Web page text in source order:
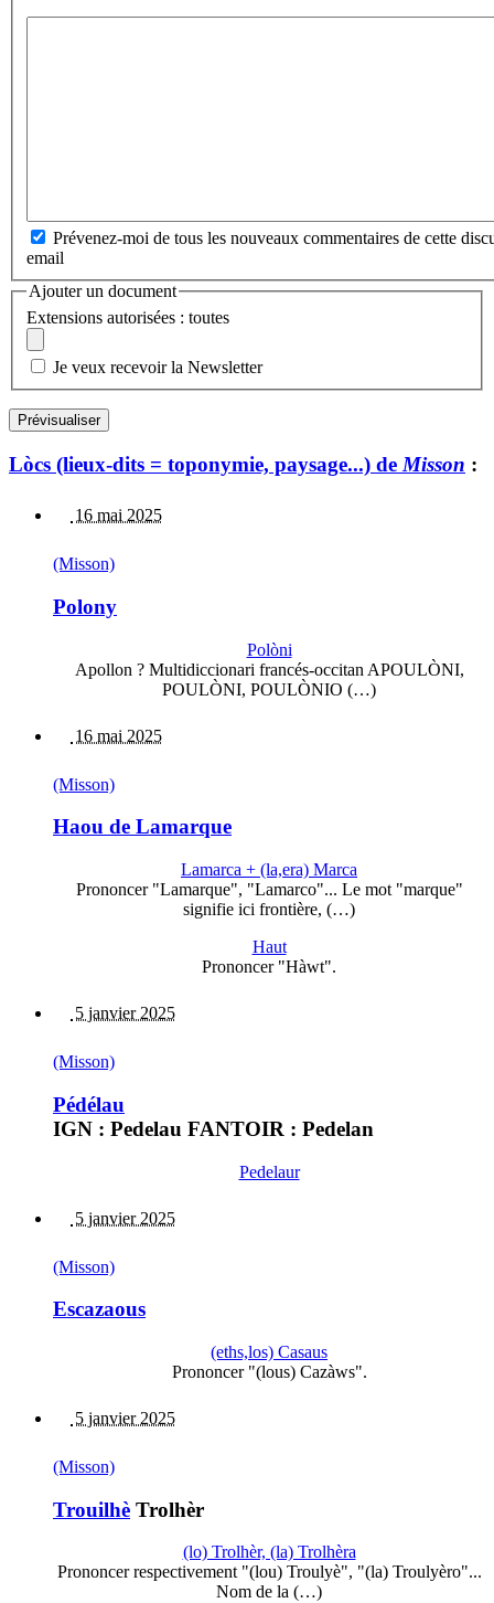
Prévenez-moi de tous les nouveaux commentaires de cette
email
Ajouter un document
Extensions autorisées : toutes
Je veux recevoir la Newsletter
Lòcs (lieux-dits = toponymie, paysage...) de Misson :
16 mai 2025
(Misson)
Polony
Polòni
Apollon ? Multidiccionari francés-occitan APOULÒNI,
POULÒNI, POULÒNIO (…)
16 mai 2025
(Misson)
Haou de Lamarque
Lamarca + (la,era) Marca
Prononcer "Lamarque", "Lamarco"... Le mot "marque"
signifie ici frontière, (…)
Haut
Prononcer "Hàwt".
5 janvier 2025
(Misson)
Pédélau
IGN : Pedelau FANTOIR : Pedelan
Pedelaur
5 janvier 2025
(Misson)
Escazaous
(eths,los) Casaus
Prononcer "(lous) Cazàws".
5 janvier 2025
(Misson)
Trouilhè Trolhèr
(lo) Trolhèr, (la) Trolhèra
Prononcer respectivement "(lou) Troulyè", "(la) Troulyèro"...
Nom de la (…)